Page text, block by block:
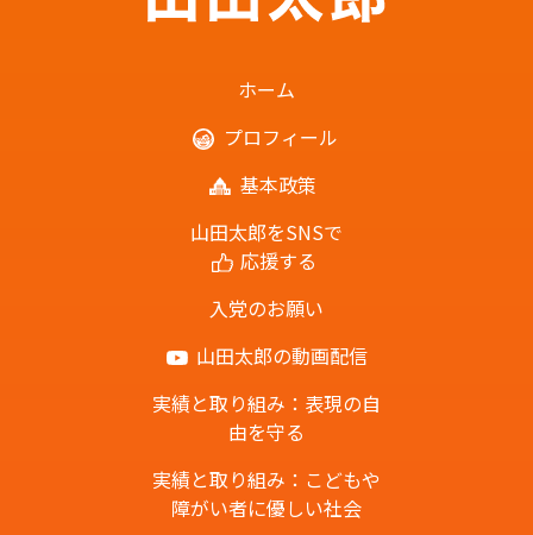
ホーム
プロフィール
基本政策
山田太郎をSNSで
応援する
入党のお願い
山田太郎の動画配信
実績と取り組み：表現の自
由を守る
実績と取り組み：こどもや
障がい者に優しい社会